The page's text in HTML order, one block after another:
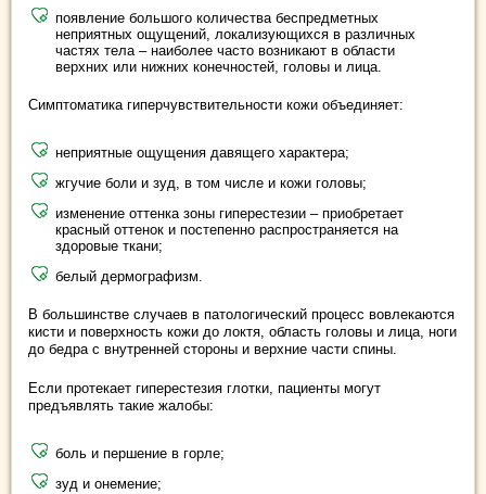
появление большого количества беспредметных
неприятных ощущений, локализующихся в различных
частях тела – наиболее часто возникают в области
верхних или нижних конечностей, головы и лица.
Симптоматика гиперчувствительности кожи объединяет:
неприятные ощущения давящего характера;
жгучие боли и зуд, в том числе и кожи головы;
изменение оттенка зоны гиперестезии – приобретает
красный оттенок и постепенно распространяется на
здоровые ткани;
белый дермографизм.
В большинстве случаев в патологический процесс вовлекаются
кисти и поверхность кожи до локтя, область головы и лица, ноги
до бедра с внутренней стороны и верхние части спины.
Если протекает гиперестезия глотки, пациенты могут
предъявлять такие жалобы:
боль и першение в горле;
зуд и онемение;